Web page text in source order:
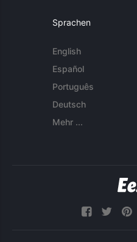
Sprachen
English
Español
Português
Deutsch
Mehr ...